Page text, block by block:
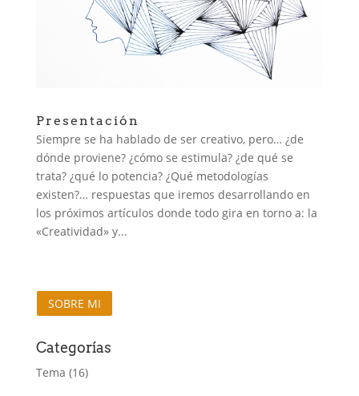
Presentación
Siempre se ha hablado de ser creativo, pero… ¿de
dónde proviene? ¿cómo se estimula? ¿de qué se
trata? ¿qué lo potencia? ¿Qué metodologías
existen?… respuestas que iremos desarrollando en
los próximos artículos donde todo gira en torno a: la
«Creatividad» y...
SOBRE MI
Categorías
Tema (16)